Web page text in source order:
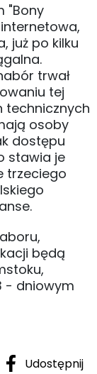
"Bony
już po kilku
trwał
tej
technicznych
osoby
dostępu
stawia je
trzeciego
będą
- dniowym
Udostępnij